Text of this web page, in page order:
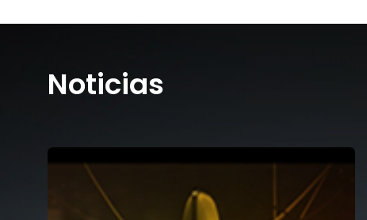
Noticias